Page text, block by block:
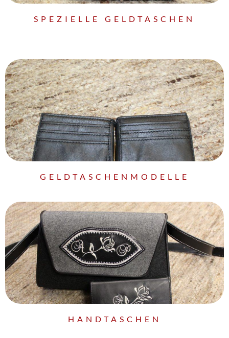
SPEZIELLE GELDTASCHEN
GELDTASCHENMODELLE
HANDTASCHEN